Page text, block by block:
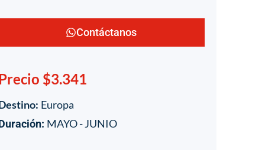
Contáctanos
$3.341
Europa
MAYO - JUNIO